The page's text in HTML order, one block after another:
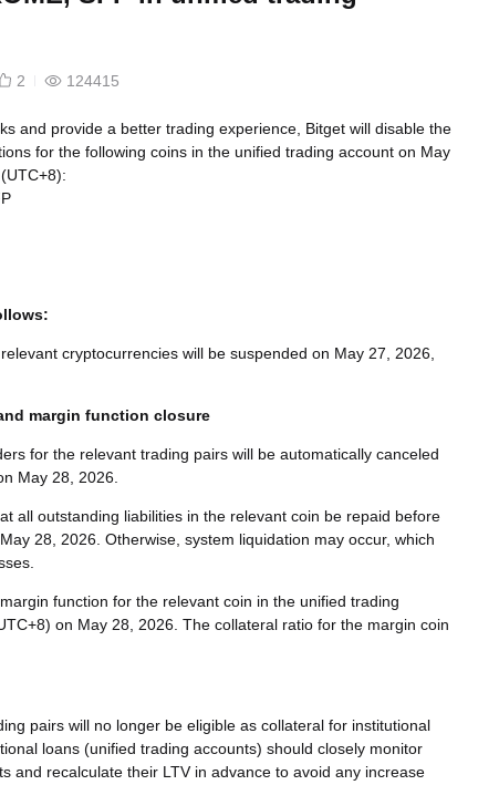
2 124415
and provide a better trading experience, Bitget will disable the
for the following coins in the unified trading account on May
cryptocurrencies will be suspended on May 27, 2026,
margin function closure
for the relevant trading pairs will be automatically canceled
May 28, 2026.
all outstanding liabilities in the relevant coin be repaid before
28, 2026. Otherwise, system liquidation may occur, which
function for the relevant coin in the unified trading
on May 28, 2026. The collateral ratio for the margin coin
pairs will no longer be eligible as collateral for institutional
loans (unified trading accounts) should closely monitor
and recalculate their LTV in advance to avoid any increase